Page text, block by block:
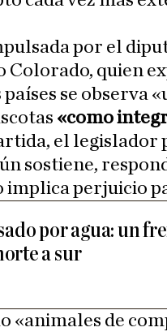
por el
quien
se observa
«como
el
sostiene,
implica perjuicio
por agua: un
a sur
«animales de